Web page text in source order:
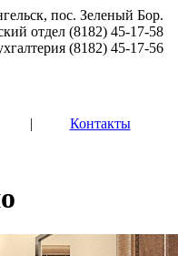
пос. Зеленый Бор.
отдел (8182) 45-17-58
(8182) 45-17-56
| Контакты